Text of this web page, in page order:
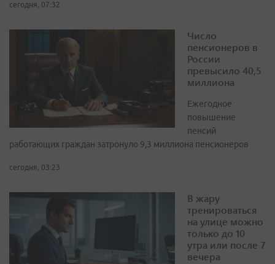
сегодня, 07:32
Число
пенсионеров в
России
превысило 40,5
миллиона
Ежегодное
повышение
пенсий
работающих граждан затронуло 9,3 миллиона пенсионеров
сегодня, 03:23
В жару
тренироваться
на улице можно
только до 10
утра или после 7
вечера